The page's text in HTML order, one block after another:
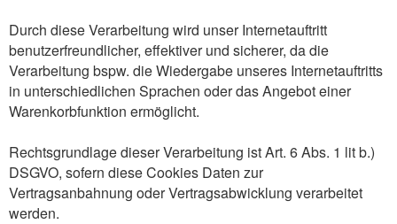
Durch diese Verarbeitung wird unser Internetauftritt
benutzerfreundlicher, effektiver und sicherer, da die
Verarbeitung bspw. die Wiedergabe unseres Internetauftritts
in unterschiedlichen Sprachen oder das Angebot einer
Warenkorbfunktion ermöglicht.
Rechtsgrundlage dieser Verarbeitung ist Art. 6 Abs. 1 lit b.)
DSGVO, sofern diese Cookies Daten zur
Vertragsanbahnung oder Vertragsabwicklung verarbeitet
werden.